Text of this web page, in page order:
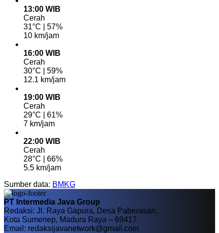
13:00 WIB
Cerah
31°C | 57%
10 km/jam
16:00 WIB
Cerah
30°C | 59%
12.1 km/jam
19:00 WIB
Cerah
29°C | 61%
7 km/jam
22:00 WIB
Cerah
28°C | 66%
5.5 km/jam
Sumber data: BMKG
PT Intermedia Java Group
Redaksi: Jl. Raya Gapura, Desa Paberasan,
Kota Sumenep, Madura Raya – 69417
Email: redaksijavanetwork@gmail.com